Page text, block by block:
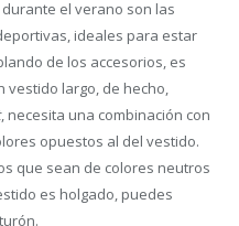
el verano son las
ideales para estar
de los accesorios, es
largo, de hecho,
, necesita una combinación con
opuestos al del vestido.
que sean de colores neutros
es holgado, puedes